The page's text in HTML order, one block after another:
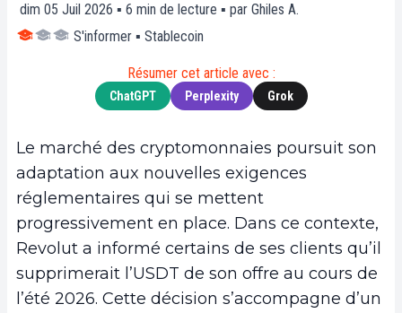
dim 05 Juil 2026 ▪ 6 min de lecture ▪ par Ghiles A.
S'informer ▪ Stablecoin
Résumer cet article avec :
ChatGPT Perplexity Grok
Le marché des cryptomonnaies poursuit son
adaptation aux nouvelles exigences
réglementaires qui se mettent
progressivement en place. Dans ce contexte,
Revolut a informé certains de ses clients qu’il
supprimerait l’USDT de son offre au cours de
l’été 2026. Cette décision s’accompagne d’un